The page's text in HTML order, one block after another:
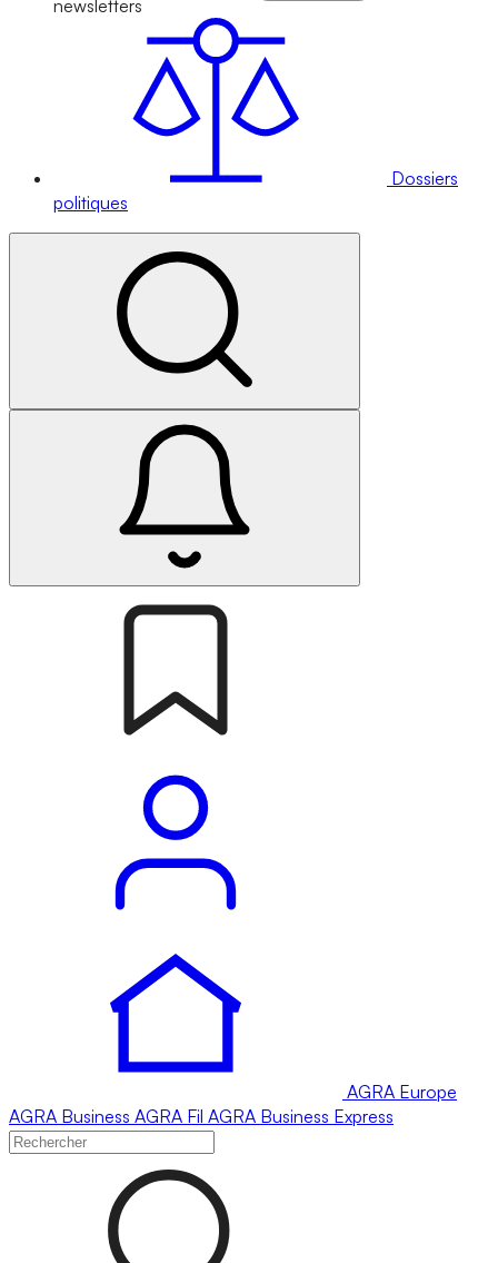
newsletters
Dossiers
politiques
AGRA Europe
AGRA Business AGRA Fil AGRA Business Express